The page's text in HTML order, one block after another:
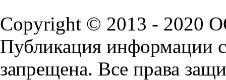
Copyright © 2013 - 2020
Публикация информации
запрещена. Все права